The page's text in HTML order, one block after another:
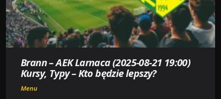
)
KURSY,
TYPY
–
BĘDZIE
LEPSZY?
Brann – AEK Larnaca (2025-08-21 19:00)
Kursy, Typy – Kto będzie lepszy?
Menu